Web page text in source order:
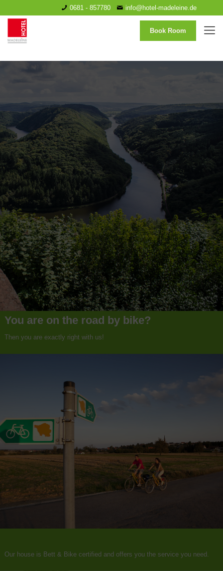
0681 - 857780 info@hotel-madeleine.de
Book Room
You are on the road by bike?
Then you are exactly right with us!
Our house is Bett & Bike certified and offers you the service you need.